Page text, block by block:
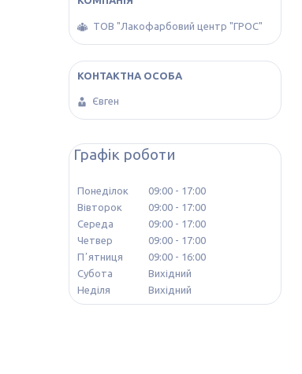
ТОВ "Лакофарбовий центр "ГРОС"
Євген
Графік роботи
Понеділок 09:00
17:00
Вівторок
09:00
17:00
Середа
09:00
17:00
Четвер
09:00
17:00
Пʼятниця
09:00
16:00
Субота
Вихідний
Неділя
Вихідний